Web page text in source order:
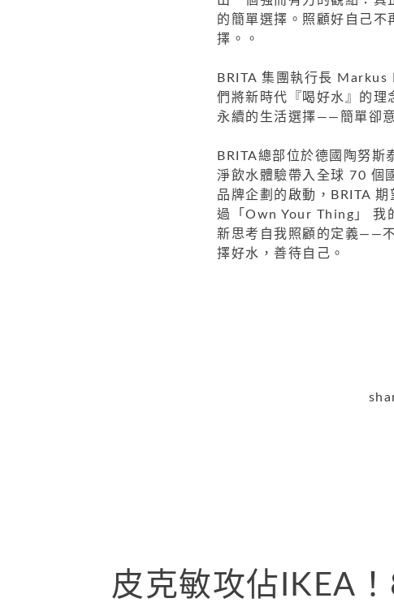
的簡單選擇。照顧好自己
擇。。
BRITA 集團執行長 Markus
們將新時代『喝好水』的理
永續的生活選擇——簡單卻
BRITA總部位於德國陶努
淨飲水體驗帶入全球 70 個
品牌企劃的啟動，BRITA
過「Own Your Thing」 我
新思考自我照顧的定義——
擇好水，善待自己。
皮克敏攻佔IKEA